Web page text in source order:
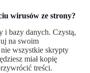
wirusów ze strony?
i bazy danych. Czystą,
na swoim
wszystkie skrypty
miał kopię
treści.